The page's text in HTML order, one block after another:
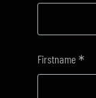
Firstname*